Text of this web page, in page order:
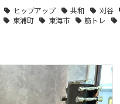
ヒップアップ 共和 刈谷
東浦町 東海市 筋トレ